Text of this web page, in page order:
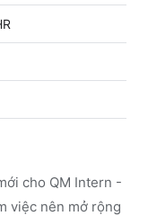
cho QM Intern -
việc nên mở rộng